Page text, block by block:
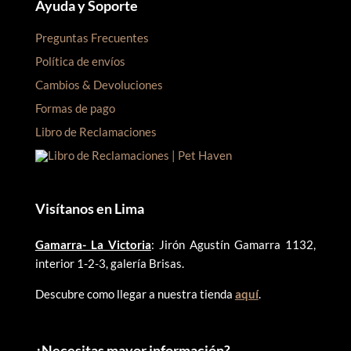
Ayuda y Soporte
Preguntas Frecuentes
Política de envíos
Cambios & Devoluciones
Formas de pago
Libro de Reclamaciones
Visítanos en Lima
Gamarra- La Victoria: Jirón Agustín Gamarra 1132,
interior 1-2-3, galería Brisas.
Descubre como llegar a nuestra tienda aquí.